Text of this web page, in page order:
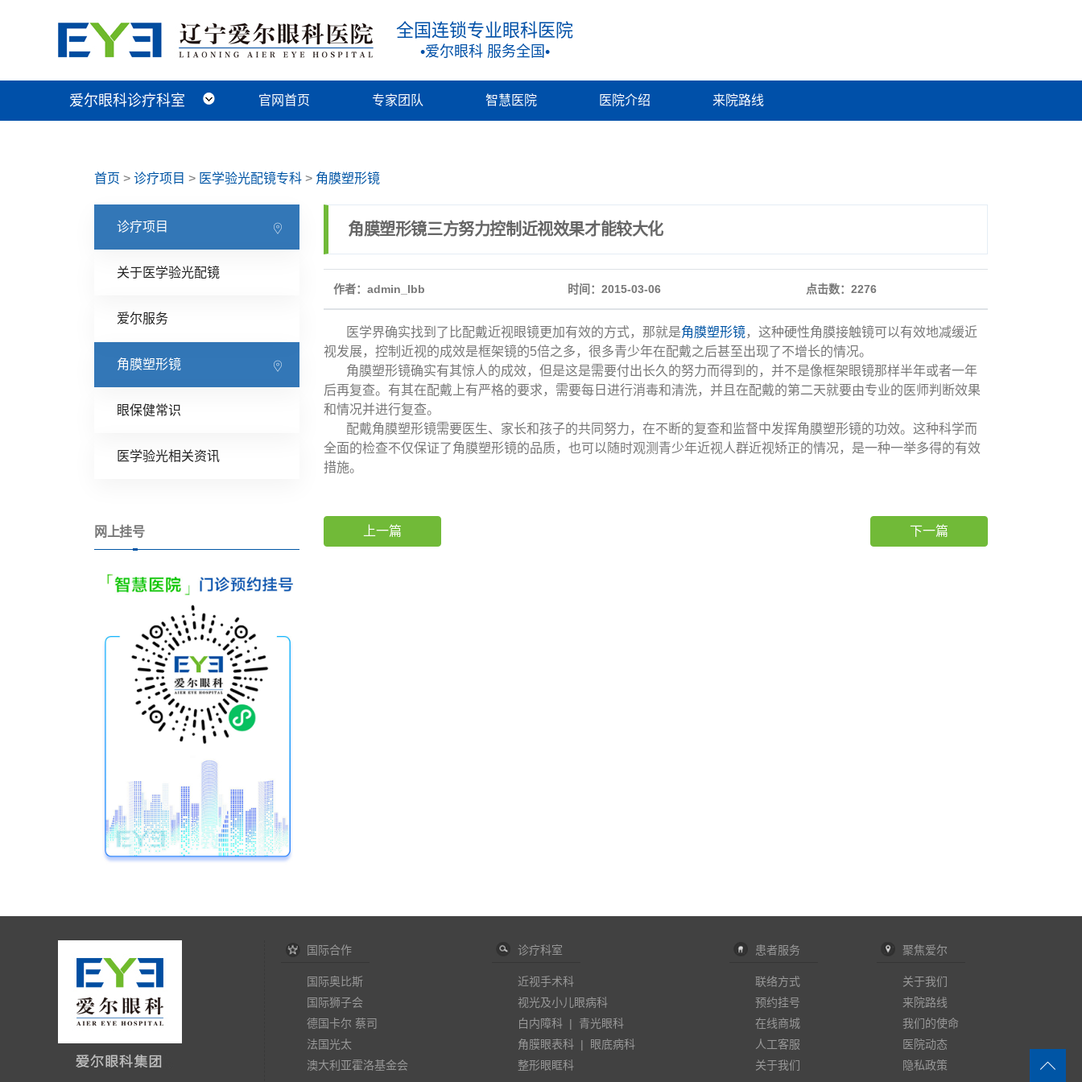
全国连锁专业眼科医院
•爱尔眼科 服务全国•
爱尔眼科诊疗科室
近视手术科
视光及小儿眼病科
白内障科
青光眼科
角膜眼表科
整形眼眶科
眼底病科
中医眼科 官网首页 专家团队 智慧医院 医院介绍 来院路线
首页 > 诊疗项目 > 医学验光配镜专科 > 角膜塑形镜
诊疗项目
关于医学验光配镜
爱尔服务
角膜塑形镜
眼保健常识
医学验光相关资讯
网上挂号
角膜塑形镜三方努力控制近视效果才能较大化
作者：admin_lbb 时间：2015-03-06 点击数： 2276
医学界确实找到了比配戴近视眼镜更加有效的方式，那就是角膜塑形镜，这种硬性角膜接触镜可以有效地减缓近
视发展，控制近视的成效是框架镜的5倍之多，很多青少年在配戴之后甚至出现了不增长的情况。
角膜塑形镜确实有其惊人的成效，但是这是需要付出长久的努力而得到的，并不是像框架眼镜那样半年或者一年
后再复查。有其在配戴上有严格的要求，需要每日进行消毒和清洗，并且在配戴的第二天就要由专业的医师判断效果
和情况并进行复查。
配戴角膜塑形镜需要医生、家长和孩子的共同努力，在不断的复查和监督中发挥角膜塑形镜的功效。这种科学而
全面的检查不仅保证了角膜塑形镜的品质，也可以随时观测青少年近视人群近视矫正的情况，是一种一举多得的有效
措施。
上一篇 下一篇
国际合作
国际奥比斯
国际狮子会
德国卡尔 蔡司
法国光太
澳大利亚霍洛基金会
诊疗科室
近视手术科
视光及小儿眼病科
白内障科 | 青光眼科
角膜眼表科 |
眼底病科
整形眼眶科
患者服务
联络方式
预约挂号
在线商城
人工客服
关于我们
聚焦爱尔
关于我们
来院路线
我们的使命
医院动态
隐私政策